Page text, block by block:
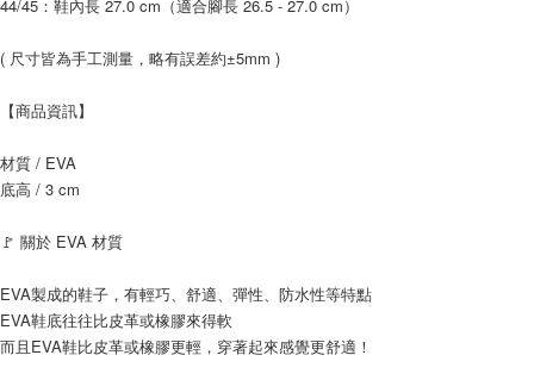
44/45：鞋內長 27.0 cm（適合腳長 26.5 - 27.0 cm）
( 尺寸皆為手工測量，略有誤差約±5mm )
【商品資訊】
材質 / EVA
底高 / 3 cm
🚩 關於 EVA 材質
EVA製成的鞋子，有輕巧、舒適、彈性、防水性等特點
EVA鞋底往往比皮革或橡膠來得軟
而且EVA鞋比皮革或橡膠更輕，穿著起來感覺更舒適！